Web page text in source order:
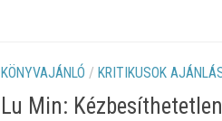
KÖNYVAJÁNLÓ / KRITIKUSOK
Lu Min: